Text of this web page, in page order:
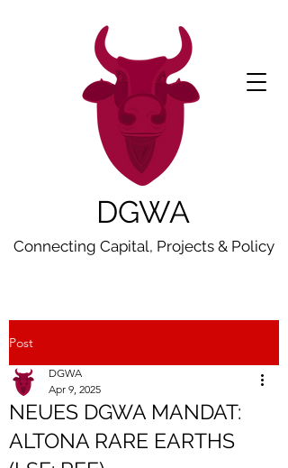
DGWA
Connecting Capital, Projects & Policy
Post
NEUES DGWA MANDAT:
ALTONA RARE EARTHS
DGWA
Apr 9, 2025